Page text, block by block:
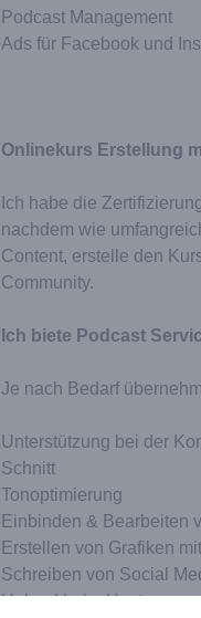
Podcast Management
Ads für Facebook und
Onlinekurs Erstellung
Ich habe die
nachdem wie
Content, erstelle den
Community.
Ich biete Podcast
Je nach Bedarf
Unterstützung bei der
Schnitt
Tonoptimierung
Einbinden & Bearbeiten
Erstellen von Grafiken
Schreiben von Social
Upload beim Hoster